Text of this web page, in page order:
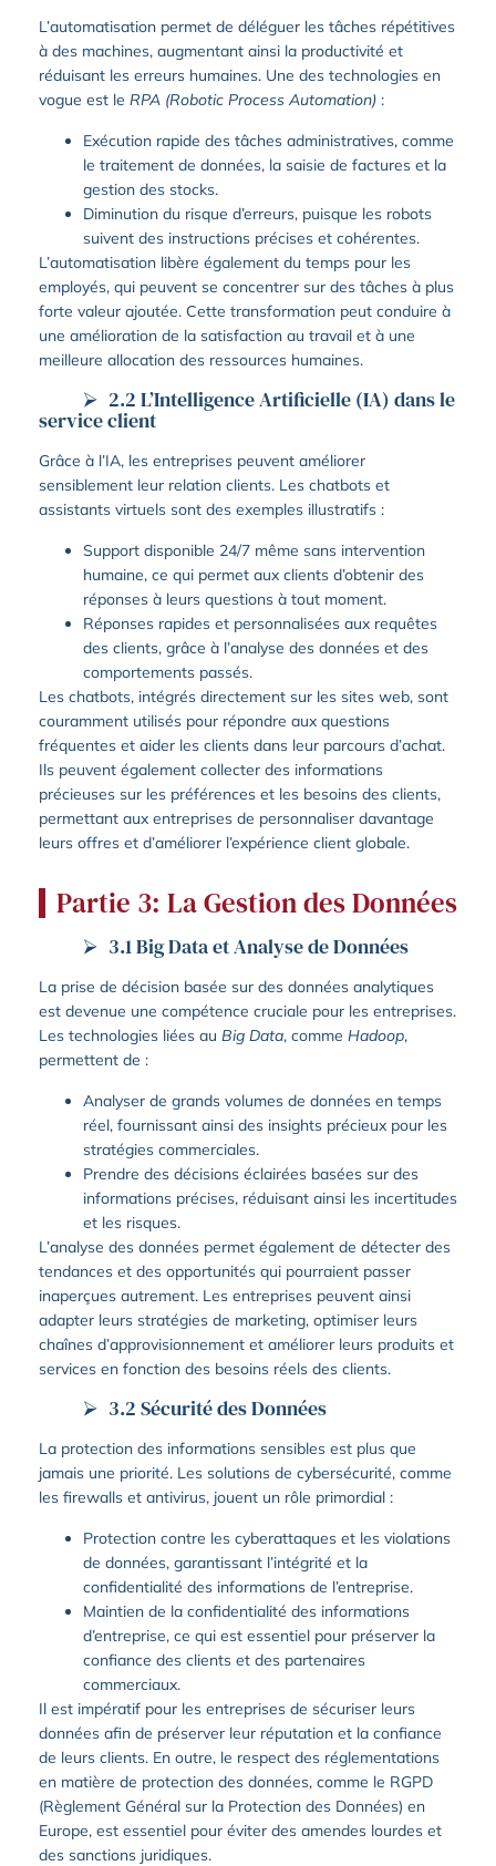
L’automatisation permet de déléguer les tâches répétitives
à des machines, augmentant ainsi la productivité et
réduisant les erreurs humaines. Une des technologies en
vogue est le RPA (Robotic Process Automation) :
Exécution rapide des tâches administratives, comme
le traitement de données, la saisie de factures et la
gestion des stocks.
Diminution du risque d’erreurs, puisque les robots
suivent des instructions précises et cohérentes.
L’automatisation libère également du temps pour les
employés, qui peuvent se concentrer sur des tâches à plus
forte valeur ajoutée. Cette transformation peut conduire à
une amélioration de la satisfaction au travail et à une
meilleure allocation des ressources humaines.
2.2 L’Intelligence Artificielle (IA) dans le
service client
Grâce à l’IA, les entreprises peuvent améliorer
sensiblement leur relation clients. Les chatbots et
assistants virtuels sont des exemples illustratifs :
Support disponible 24/7 même sans intervention
humaine, ce qui permet aux clients d’obtenir des
réponses à leurs questions à tout moment.
Réponses rapides et personnalisées aux requêtes
des clients, grâce à l’analyse des données et des
comportements passés.
Les chatbots, intégrés directement sur les sites web, sont
couramment utilisés pour répondre aux questions
fréquentes et aider les clients dans leur parcours d’achat.
Ils peuvent également collecter des informations
précieuses sur les préférences et les besoins des clients,
permettant aux entreprises de personnaliser davantage
leurs offres et d’améliorer l’expérience client globale.
Partie 3: La Gestion des Données
3.1 Big Data et Analyse de Données
La prise de décision basée sur des données analytiques
est devenue une compétence cruciale pour les entreprises.
Les technologies liées au Big Data, comme Hadoop,
permettent de :
Analyser de grands volumes de données en temps
réel, fournissant ainsi des insights précieux pour les
stratégies commerciales.
Prendre des décisions éclairées basées sur des
informations précises, réduisant ainsi les incertitudes
et les risques.
L’analyse des données permet également de détecter des
tendances et des opportunités qui pourraient passer
inaperçues autrement. Les entreprises peuvent ainsi
adapter leurs stratégies de marketing, optimiser leurs
chaînes d’approvisionnement et améliorer leurs produits et
services en fonction des besoins réels des clients.
3.2 Sécurité des Données
La protection des informations sensibles est plus que
jamais une priorité. Les solutions de cybersécurité, comme
les firewalls et antivirus, jouent un rôle primordial :
Protection contre les cyberattaques et les violations
de données, garantissant l’intégrité et la
confidentialité des informations de l’entreprise.
Maintien de la confidentialité des informations
d’entreprise, ce qui est essentiel pour préserver la
confiance des clients et des partenaires
commerciaux.
Il est impératif pour les entreprises de sécuriser leurs
données afin de préserver leur réputation et la confiance
de leurs clients. En outre, le respect des réglementations
en matière de protection des données, comme le RGPD
(Règlement Général sur la Protection des Données) en
Europe, est essentiel pour éviter des amendes lourdes et
des sanctions juridiques.